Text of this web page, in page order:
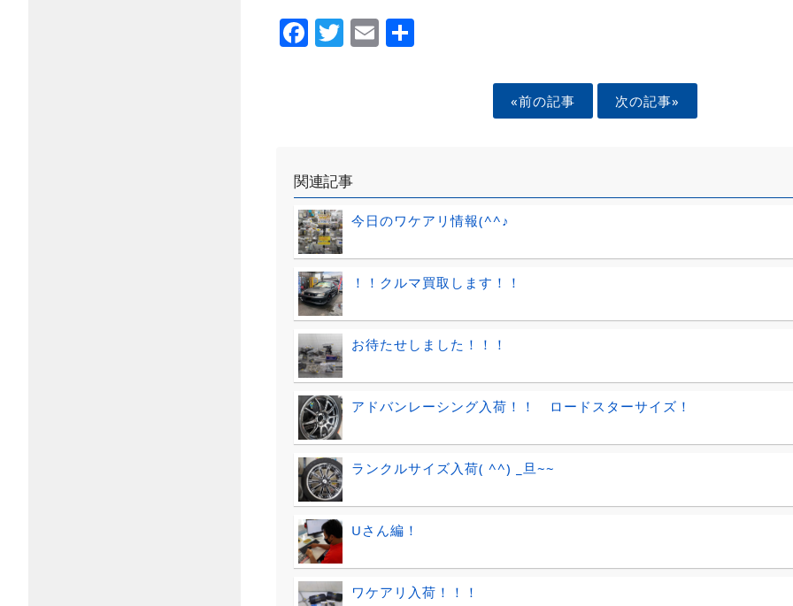
Facebook
Twitter
Email
«前の記事 次の記事»
関連記事
今日のワケアリ情報(^^♪
！！クルマ買取します！！
お待たせしました！！！
アドバンレーシング入荷！！ ロードスターサイズ！
ランクルサイズ入荷( ^^) _旦~~
Uさん編！
ワケアリ入荷！！！